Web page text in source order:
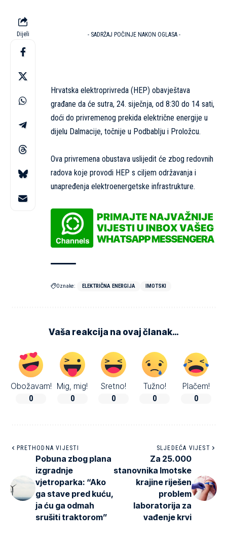
Dijeli - SADRŽAJ POČINJE NAKON OGLASA -
Hrvatska elektroprivreda (HEP) obavještava
građane da će sutra, 24. siječnja, od 8:30 do 14 sati,
doći do privremenog prekida električne energije u
dijelu Dalmacije, točnije u Podbablju i Proložcu.
Ova privremena obustava uslijedit će zbog redovnih
radova koje provodi HEP s ciljem održavanja i
unapređenja elektroenergetske infrastrukture.
Oznake: ELEKTRIČNA ENERGIJA IMOTSKI
Vaša reakcija na ovaj članak…
Obožavam!
0
Mig, mig!
0
Sretno!
0
Tužno!
0
Plačem!
0
PRETHODNA VIJESTI
Pobuna zbog plana
izgradnje
vjetroparka: “Ako
ga stave pred kuću,
ja ću ga odmah
srušiti traktorom”
SLJEDEĆA VIJEST
Za 25.000
stanovnika Imotske
krajine riješen
problem
laboratorija za
vađenje krvi